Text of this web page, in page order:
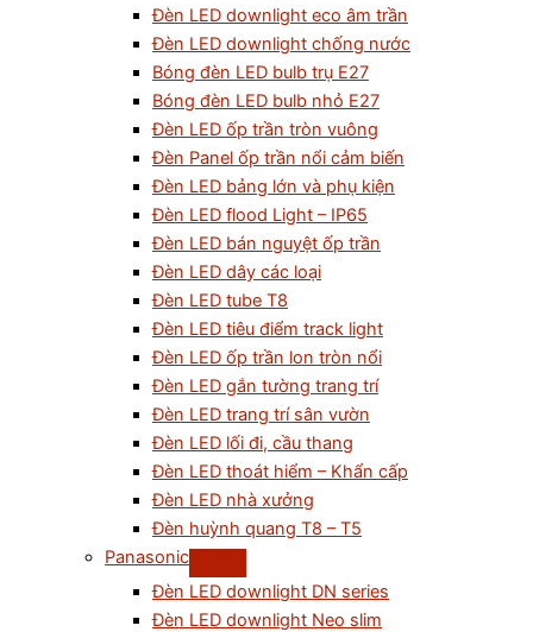
Đèn LED downlight eco âm trần
Đèn LED downlight chống nước
Bóng đèn LED bulb trụ E27
Bóng đèn LED bulb nhỏ E27
Đèn LED ốp trần tròn vuông
Đèn Panel ốp trần nổi cảm biến
Đèn LED bảng lớn và phụ kiện
Đèn LED flood Light – IP65
Đèn LED bán nguyệt ốp trần
Đèn LED dây các loại
Đèn LED tube T8
Đèn LED tiêu điểm track light
Đèn LED ốp trần lon tròn nổi
Đèn LED gắn tường trang trí
Đèn LED trang trí sân vườn
Đèn LED lối đi, cầu thang
Đèn LED thoát hiểm – Khẩn cấp
Đèn LED nhà xưởng
Đèn huỳnh quang T8 – T5
Panasonic
Đèn LED downlight DN series
Đèn LED downlight Neo slim